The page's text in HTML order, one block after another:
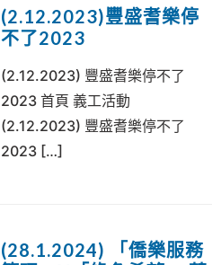
(2.12.2023)豐盛耆樂停
不了2023
(2.12.2023) 豐盛耆樂停不了
2023 首頁 義工活動
(2.12.2023) 豐盛耆樂停不了
2023 […]
(28.1.2024) 「僑樂服務